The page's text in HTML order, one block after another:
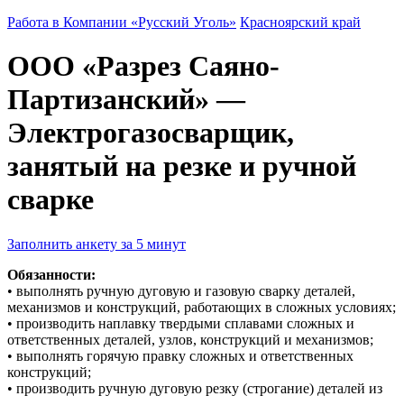
Работа в Компании «Русский Уголь» Красноярский край
ООО «Разрез Саяно-
Партизанский» —
Электрогазосварщик,
занятый на резке и ручной
сварке
Заполнить анкету за 5 минут
Обязанности:
• выполнять ручную дуговую и газовую сварку деталей,
механизмов и конструкций, работающих в сложных условиях;
• производить наплавку твердыми сплавами сложных и
ответственных деталей, узлов, конструкций и механизмов;
• выполнять горячую правку сложных и ответственных
конструкций;
• производить ручную дуговую резку (строгание) деталей из